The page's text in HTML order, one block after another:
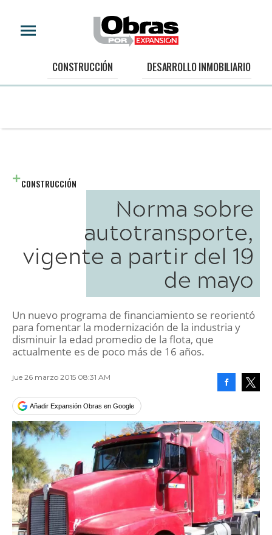
CONSTRUCCIÓN DESARROLLO INMOBILIARIO
CONSTRUCCIÓN
Norma sobre
autotransporte,
vigente a partir del 19
de mayo
Un nuevo programa de financiamiento se reorientó
para fomentar la modernización de la industria y
disminuir la edad promedio de la flota, que
actualmente es de poco más de 16 años.
jue 26 marzo 2015 08:31 AM
Añadir Expansión Obras en Google